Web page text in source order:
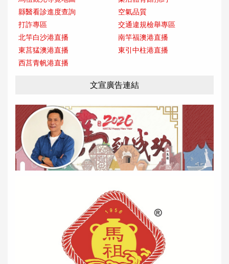
縣醫看診進度查詢
空氣品質
打詐專區
交通違規檢舉專區
北竿白沙港直播
南竿福澳港直播
東莒猛澳港直播
東引中柱港直播
西莒青帆港直播
文宣廣告連結